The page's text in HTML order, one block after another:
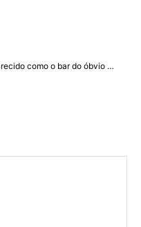
como o bar do óbvio …